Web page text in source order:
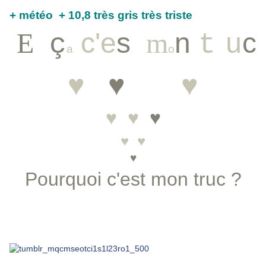
+ météo + 10,8 très gris très triste
E ça c'es mon t uc
♥ ♥ ♥
♥ ♥ ♥
♥ ♥
♥
Pourquoi c'est mon truc ?